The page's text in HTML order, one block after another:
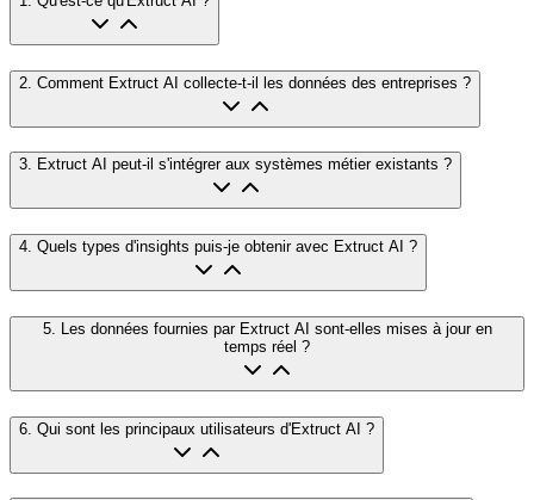
2 Comment Extruct AI collecte-t-il les données des entreprises ?
3. Extruct AI peut-il s'intégrer aux systèmes métier existants ?
4. Quels types d'insights puis-je obtenir avec Extruct AI ?
5.
Les données fournies par Extruct AI sont-elles mises à jour en
temps réel ?
6 Qui sont les principaux utilisateurs d'Extruct AI ?